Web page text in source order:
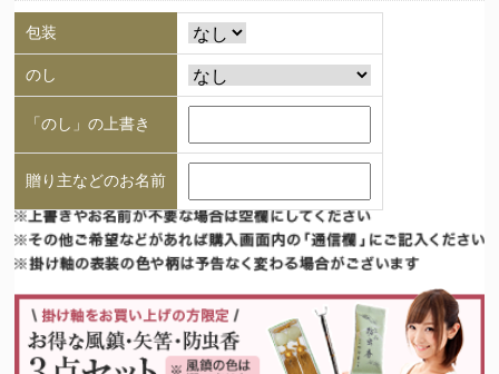
包装
のし
「のし」の上書き
贈り主などのお名前